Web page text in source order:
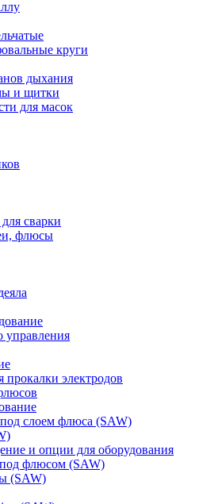
круги
дыхания
и щитки
для масок
сварки
флюсы
управления
электродов
слоем флюса (SAW)
и опции для оборудования
под флюсом (SAW)
(SAW)